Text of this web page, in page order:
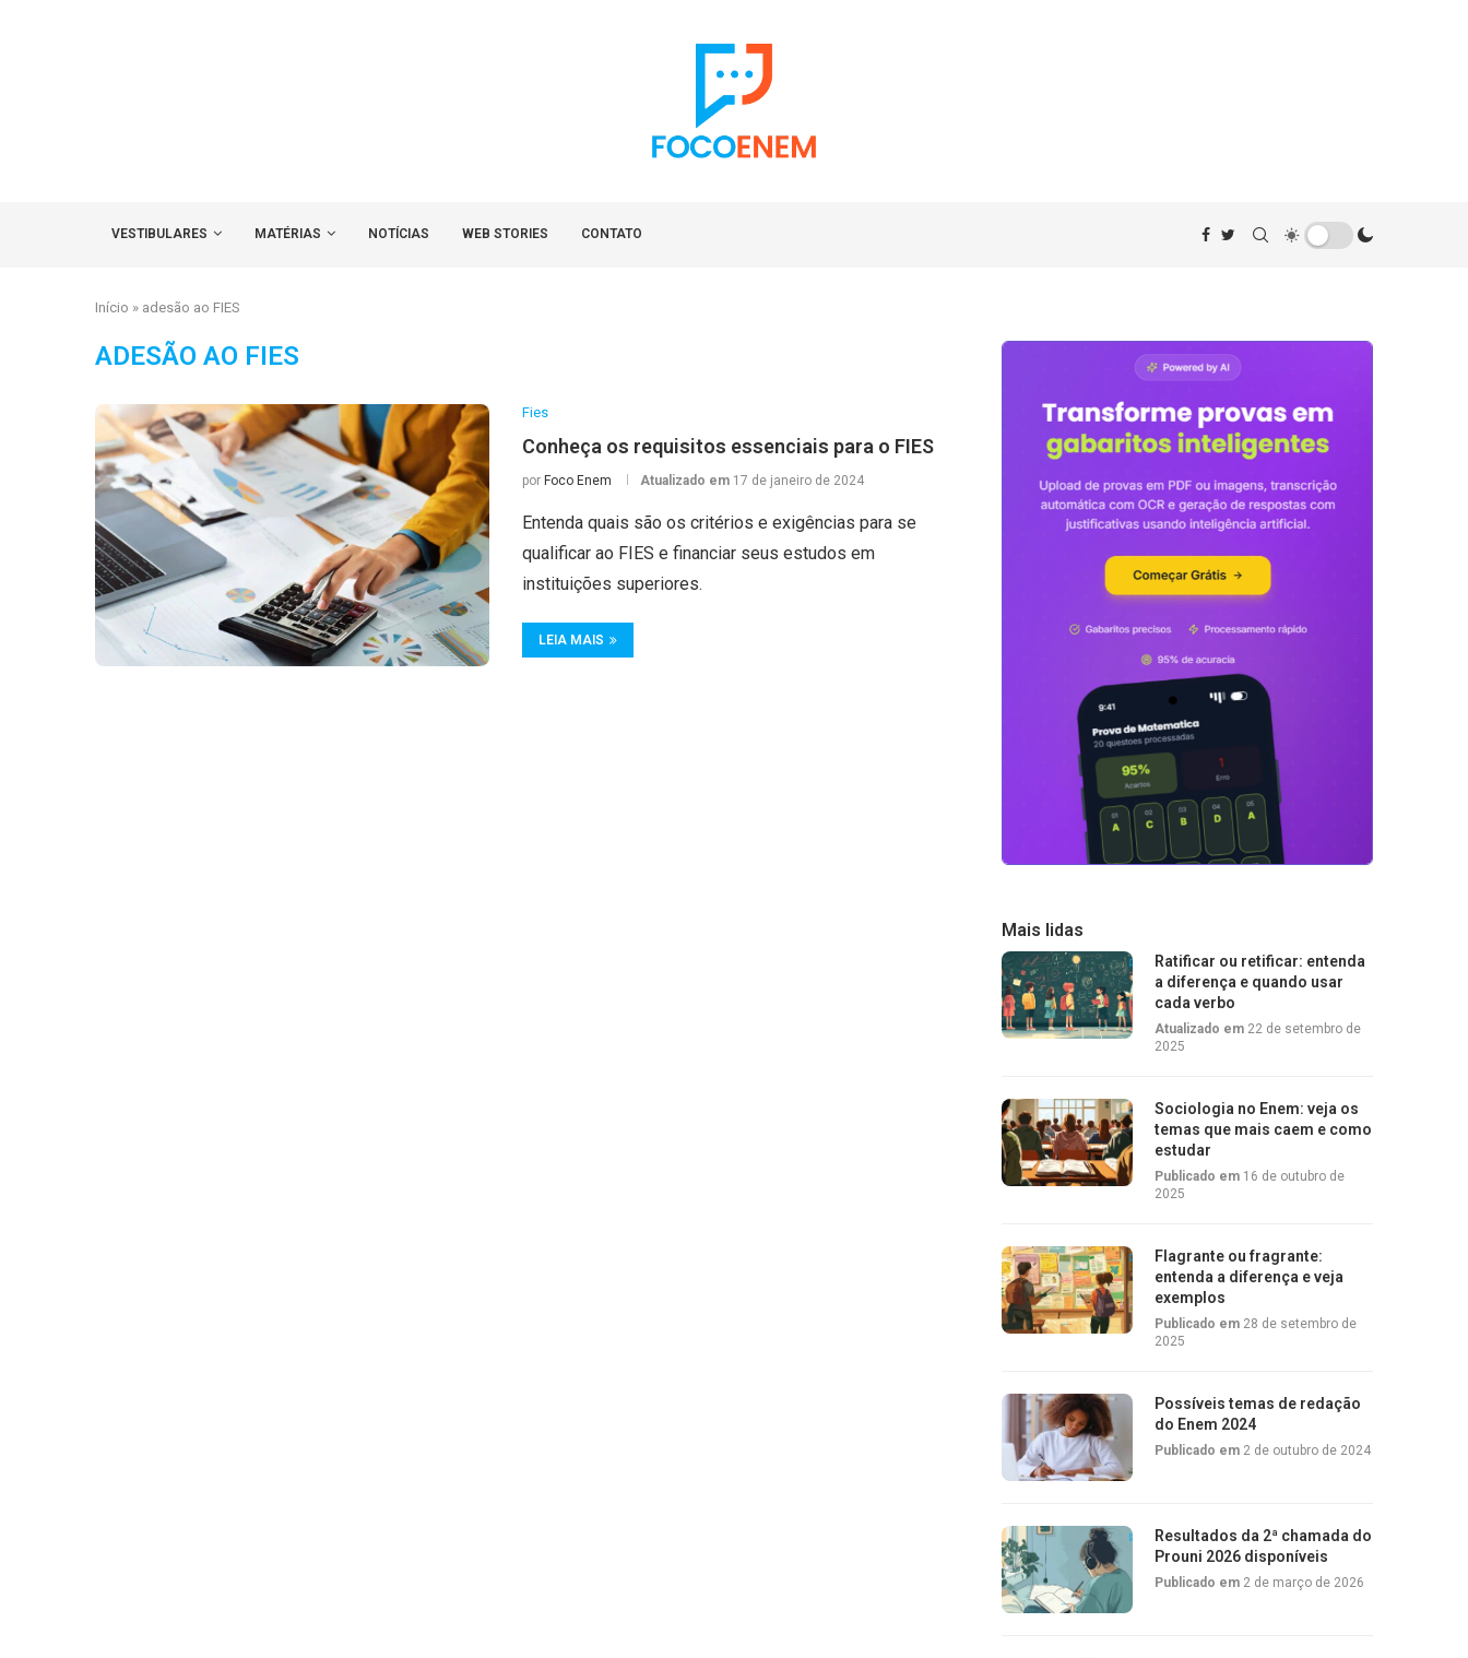
VESTIBULARES MATÉRIAS NOTÍCIAS WEB STORIES CONTATO
Início » adesão ao FIES
ADESÃO AO FIES
Fies
Conheça os requisitos essenciais para o FIES
por Foco Enem Atualizado em 17 de janeiro de 2024
Entenda quais são os critérios e exigências para se
qualificar ao FIES e financiar seus estudos em
instituições superiores.
LEIA MAIS
Mais lidas
Ratificar ou retificar: entenda
a diferença e quando usar
cada verbo
Atualizado em 22 de setembro de
2025
Sociologia no Enem: veja os
temas que mais caem e como
estudar
Publicado em 16 de outubro de
2025
Flagrante ou fragrante:
entenda a diferença e veja
exemplos
Publicado em 28 de setembro de
2025
Possíveis temas de redação
do Enem 2024
Publicado em 2 de outubro de 2024
Resultados da 2ª chamada do
Prouni 2026 disponíveis
Publicado em 2 de março de 2026